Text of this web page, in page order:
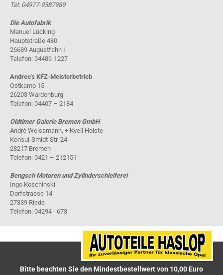
Tel: 04977-9387989
Die Autofabrik
Manuel Lücking
Hauptstraße 480
26689 Augustfehn I
Telefon: 04489-1227
Andree's KFZ-Meisterbetrieb
Ostkamp 15
26203 Wardenburg
Telefon: 04407 – 2184
Oldtimer Galerie Bremen GmbH
André Weissmann, + Kyell Holste
Konsul-Smidt-Str. 24
28217 Bremen
Telefon: 0421 – 212151
Bengsch Motoren und Zylinderschleiferei
Ingo Koschinski
Dorfstrasse 14
27339 Riede
Telefon: 04294 - 673
Bitte beachten Sie den Mindestbestellwert von 10,00 Euro